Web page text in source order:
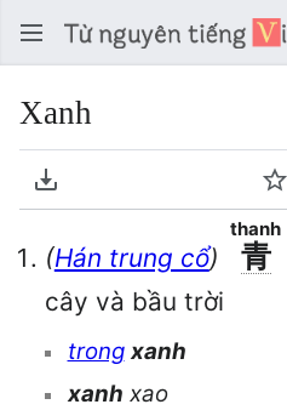
Xanh
Tải về PDF
(Hán trung cổ) 青
thanh
cây và bầu trời
trong xanh
xanh xao